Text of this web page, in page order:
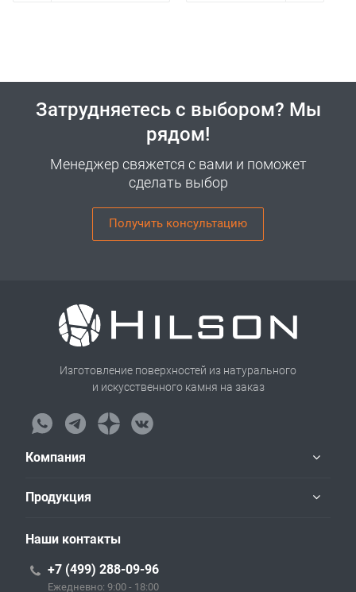
Затрудняетесь с выбором? Мы
рядом!
Менеджер свяжется с вами и поможет
сделать выбор
Получить консультацию
Изготовление поверхностей из натурального
и искусственного камня на заказ
Компания
Продукция
Наши контакты
+7 (499) 288-09-96
Ежедневно: 9:00 - 18:00